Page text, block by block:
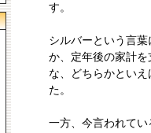
す。
シルバーという言
か、定年後の家計
な、どちらかとい
た。
一方、今言われて